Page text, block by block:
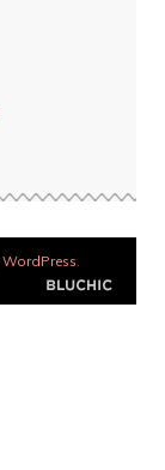
WordPress.